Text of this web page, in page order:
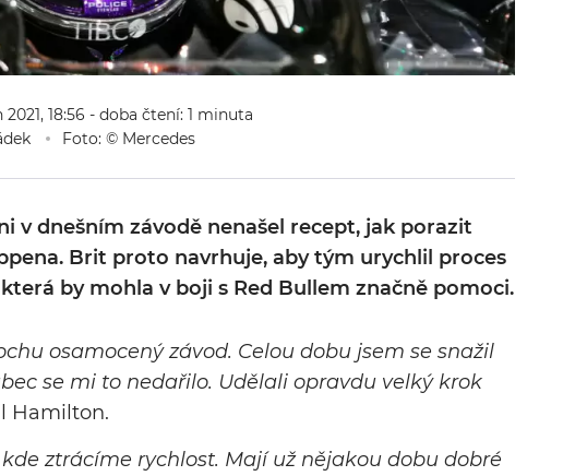
18:56 - doba čtení: 1 minuta
Foto: © Mercedes
v dnešním závodě nenašel recept, jak porazit
Brit proto navrhuje, aby tým urychlil proces
by mohla v boji s Red Bullem značně pomoci.
osamocený závod. Celou dobu jsem se snažil
se mi to nedařilo. Udělali opravdu velký krok
Hamilton.
ztrácíme rychlost. Mají už nějakou dobu dobré